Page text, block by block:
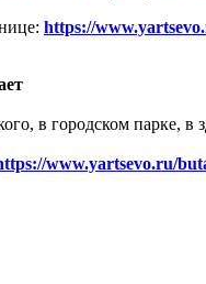
https://
в городском парке,
www.yartsevo.ru/